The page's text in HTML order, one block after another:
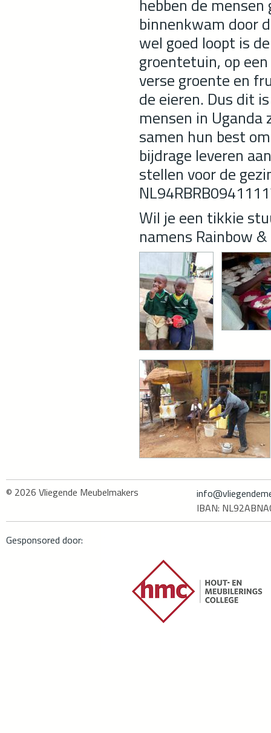
hebben de
binnenkwam door
wel goed loopt is
groentetuin, op
verse groente en
de eieren. Dus dit
mensen in Uganda
samen hun best
bijdrage leveren
stellen voor de
Wil je een tikkie
namens Rainbow
© 2026 Vliegende Meubelmakers
IBAN:
Gesponsored door: